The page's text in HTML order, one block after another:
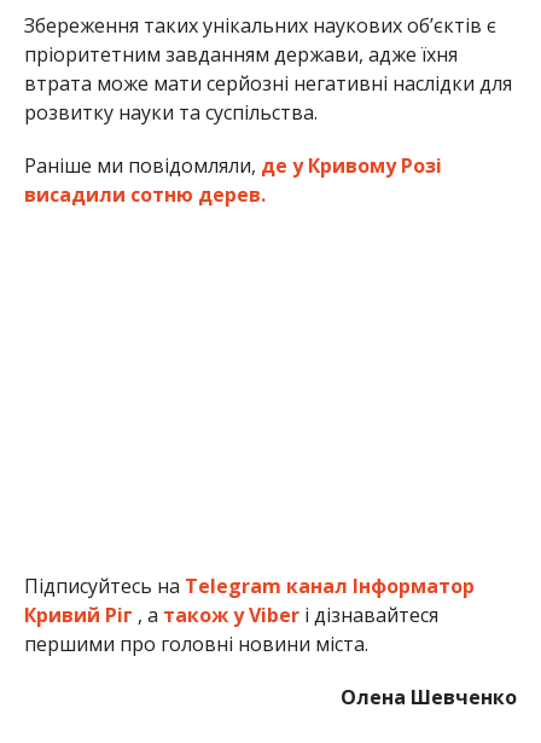
Збереження таких унікальних наукових об’єктів є
пріоритетним завданням держави, адже їхня
втрата може мати серйозні негативні наслідки для
розвитку науки та суспільства.
Раніше ми повідомляли, де у Кривому Розі
висадили сотню дерев.
Підписуйтесь на Telegram канал Інформатор
Кривий Ріг , а також у Viberі дізнавайтеся
першими про головні новини міста.
Олена Шевченко